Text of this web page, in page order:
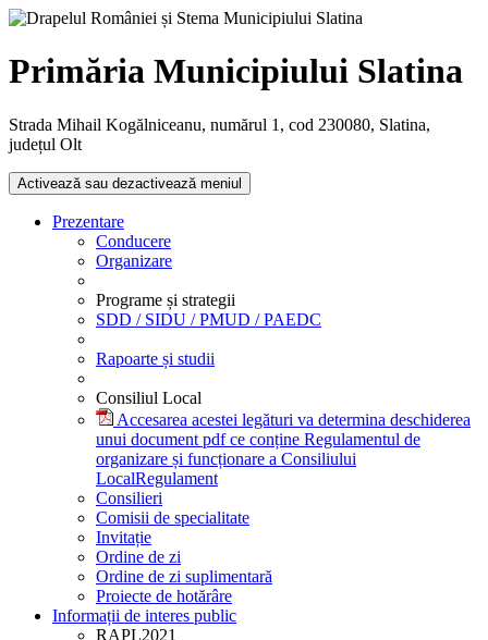
Primăria Municipiului Slatina
Strada Mihail Kogălniceanu, numărul 1, cod 230080, Slatina,
județul Olt
Activează sau dezactivează meniul
Prezentare
Conducere
Organizare
Programe și strategii
SDD / SIDU / PMUD / PAEDC
Rapoarte și studii
Consiliul Local
Accesarea acestei legături va determina deschiderea
unui document pdf ce conține Regulamentul de
organizare și funcționare a Consiliului
LocalRegulament
Consilieri
Comisii de specialitate
Invitație
Ordine de zi
Ordine de zi suplimentară
Proiecte de hotărâre
Informații de interes public
RAPL2021